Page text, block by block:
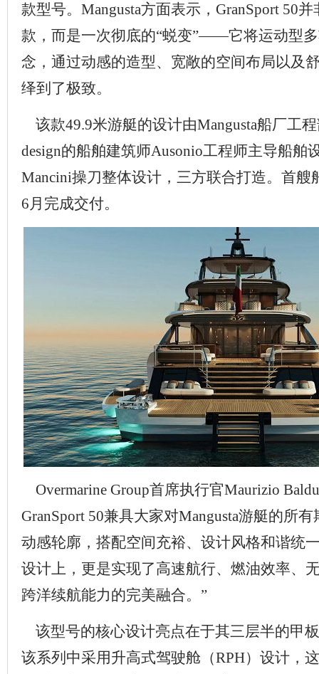
款型号。Mangusta方面表示，GranSport 50
款，而是一次彻底的“蜕变”——它将运动型
念，通过动感的造型、宽敞的空间布局以及
绎到了极致。
该款49.9米游艇的设计由Mangusta船厂工
design的船舶建筑师Ausonio工程师主导船舶
Mancini操刀整体设计，三方联合打造。首艘
6月完成交付。
Overmarine Group首席执行官Maurizio
GranSport 50兼具大家对Mangusta游艇的所
动感轮廓，搭配空间充裕、设计风格和谐统
设计上，更是实现了高速航行、燃油效率、
跨洋续航能力的完美融合。”
该型号的核心设计亮点在于其三层半的甲
该系列中采用升高式驾驶舱（RPH）设计，